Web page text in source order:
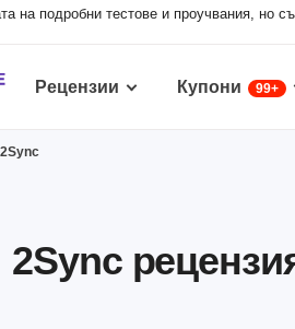
на подробни тестове и проучвания, но
Рецензии Купони 99+
2Sync
2Sync